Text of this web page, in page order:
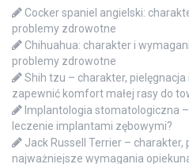
Cocker spaniel angielski:
problemy zdrowotne
Chihuahua: charakter i
problemy zdrowotne
Shih tzu – charakter,
zapewnić komfort małej rasy do
Implantologia stomatologiczna
leczenie implantami zębowymi?
Jack Russell Terrier –
najważniejsze wymagania